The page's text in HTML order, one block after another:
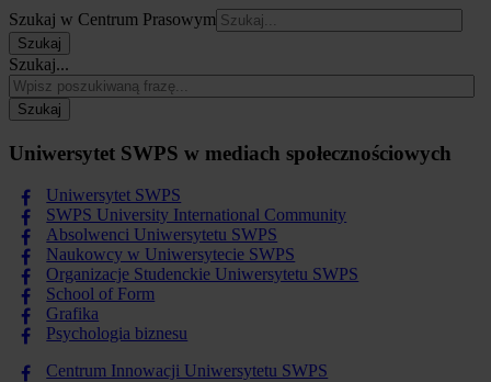
Szukaj w Centrum Prasowym
Szukaj
Szukaj...
Szukaj
Uniwersytet SWPS w mediach społecznościowych
Uniwersytet SWPS
SWPS University International Community
Absolwenci Uniwersytetu SWPS
Naukowcy w Uniwersytecie SWPS
Organizacje Studenckie Uniwersytetu SWPS
School of Form
Grafika
Psychologia biznesu
Centrum Innowacji Uniwersytetu SWPS